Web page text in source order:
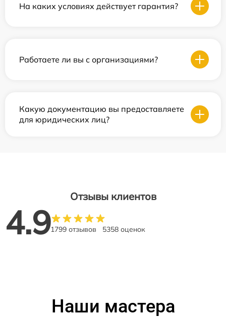
На каких условиях действует гарантия?
Работаете ли вы с организациями?
Какую документацию вы предоставляете
для юридических лиц?
Отзывы клиентов
4.91799 отзывов 5358 оценок
Наши мастера